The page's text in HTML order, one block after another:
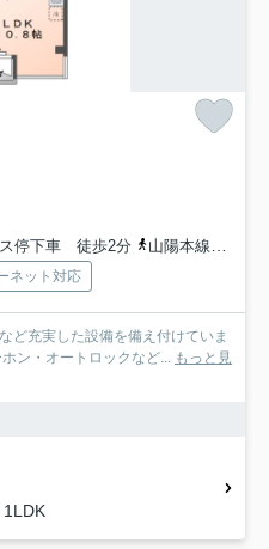
ス停下車 徒歩2分
山陽本線「五日市」駅 徒歩27分
ネット対応
ど充実した設備を備え付けていま
ン・オートロックなど... もっと見